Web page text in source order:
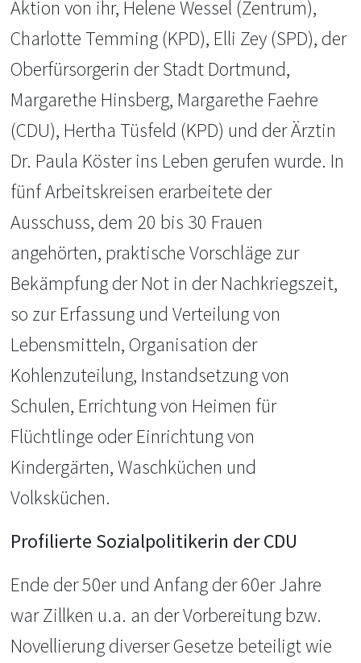
Aktion von ihr, Helene Wessel (Zentrum),
Charlotte Temming (KPD), Elli Zey (SPD), der
Oberfürsorgerin der Stadt Dortmund,
Margarethe Hinsberg, Margarethe Faehre
(CDU), Hertha Tüsfeld (KPD) und der Ärztin
Dr. Paula Köster ins Leben gerufen wurde. In
fünf Arbeitskreisen erarbeitete der
Ausschuss, dem 20 bis 30 Frauen
angehörten, praktische Vorschläge zur
Bekämpfung der Not in der Nachkriegszeit,
so zur Erfassung und Verteilung von
Lebensmitteln, Organisation der
Kohlenzuteilung, Instandsetzung von
Schulen, Errichtung von Heimen für
Flüchtlinge oder Einrichtung von
Kindergärten, Waschküchen und
Volksküchen.
Profilierte Sozialpolitikerin der CDU
Ende der 50er und Anfang der 60er Jahre
war Zillken u.a. an der Vorbereitung bzw.
Novellierung diverser Gesetze beteiligt wie